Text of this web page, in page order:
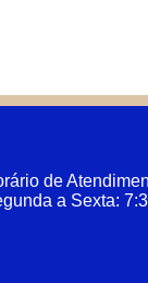
de
a Sexta: